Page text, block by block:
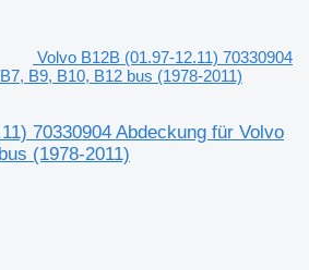
Volvo B12B (01.97-12.11) 70330904
B9, B10, B12 bus (1978-2011)
70330904 Abdeckung für Volvo
(1978-2011)